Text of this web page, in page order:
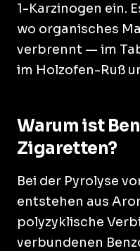
1-Karzinogen ein.
wo organisches
verbrennt — im
im Holzofen-Ruß
Warum ist
Zigaretten?
Bei der Pyrolyse
entstehen aus
polyzyklische
verbundenen